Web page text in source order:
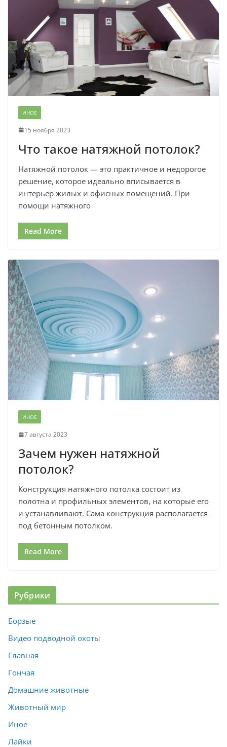
ИНОЕ
15 ноября 2023
Что такое натяжной потолок?
Натяжной потолок — это практичное и недорогое
решение, которое идеально вписывается в
интерьер жилых и офисных помещений. При
помощи натяжного
Read More
ИНОЕ
7 августа 2023
Зачем нужен натяжной
потолок?
Конструкция натяжного потолка состоит из
полотна и профильных элементов, на которые его
и устанавливают. Сама конструкция располагается
под бетонным потолком.
Read More
Рубрики
Борзые
Видео подводной охоты
Главная
Гончая
Домашние животные
Животный мир
Иное
Лайки